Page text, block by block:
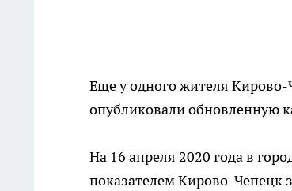
Еще у одного жителя Кирово-
опубликовали обновленную
На 16 апреля 2020 года в
показателем Кирово-Чепецк